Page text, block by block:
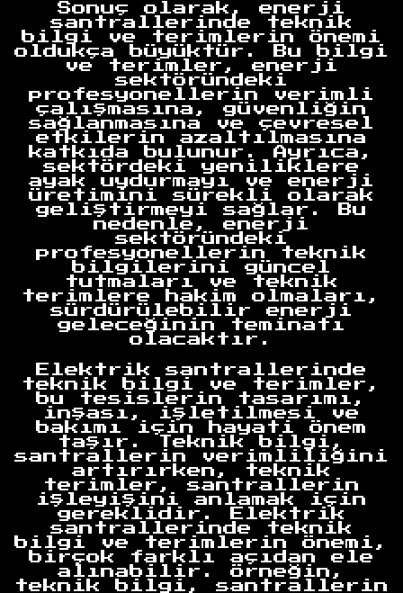
Sonuç olarak, enerji
santrallerinde teknik
bilgi ve terimlerin önemi
oldukça büyüktür. Bu bilgi
ve terimler, enerji
sektöründeki
profesyonellerin verimli
çalışmasına, güvenliğin
sağlanmasına ve çevresel
etkilerin azaltılmasına
katkıda bulunur. Ayrıca,
sektördeki yeniliklere
ayak uydurmayı ve enerji
üretimini sürekli olarak
geliştirmeyi sağlar. Bu
nedenle, enerji
sektöründeki
profesyonellerin teknik
bilgilerini güncel
tutmaları ve teknik
terimlere hakim olmaları,
sürdürülebilir enerji
geleceğinin teminatı
olacaktır.
Elektrik santrallerinde
teknik bilgi ve terimler,
bu tesislerin tasarımı,
inşası, işletilmesi ve
bakımı için hayati önem
taşır. Teknik bilgi,
santrallerin verimliliğini
artırırken, teknik
terimler, santrallerin
işleyişini anlamak için
gereklidir. Elektrik
santrallerinde teknik
bilgi ve terimlerin önemi,
birçok farklı açıdan ele
alınabilir. Örneğin,
teknik bilgi, santrallerin
Anasayfa